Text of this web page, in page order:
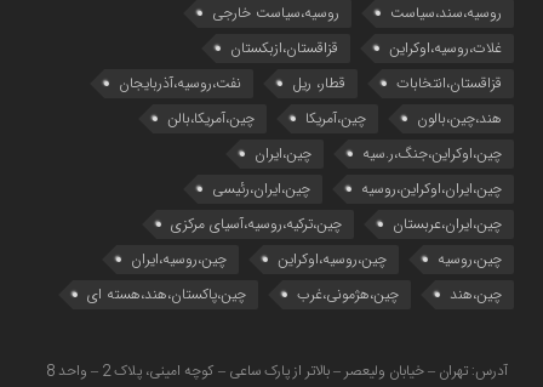
روسیه،سند،سیاست
روسیه،سیاست خارجی
غلات،روسیه،اوکراین
قزاقستان،ازبکستان
قزاقستان،انتخابات
قطار، ریل
نفت،روسیه،آذربایجان
هند،چین،بالون
چین،آمریکا
چین،آمریکا،بالن
چین،اوکراین،جنگ،ر.سیه
چین،ایران
چین،ایران،اوکراین،روسیه
چین،ایران،رئیسی
چین،ایران،عربستان
چین،ترکیه،روسیه،آسیای مرکزی
چین،روسیه
چین،روسیه،اوکراین
چین،روسیه،ایران
چین،هند
چین،هژمونی،غرب چین،پاکستان،هند،هسته ای